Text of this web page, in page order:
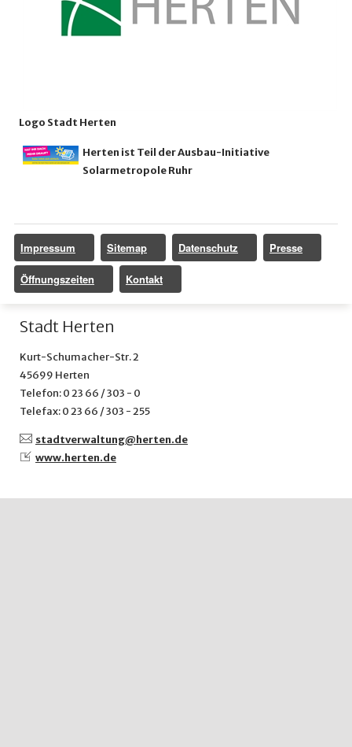
Logo Stadt Herten
Herten ist Teil der Ausbau-Initiative
Solarmetropole Ruhr
Impressum Sitemap Datenschutz Presse
Öffnungszeiten Kontakt
Stadt Herten
Kurt-Schumacher-Str. 2
45699 Herten
Telefon: 0 23 66 / 303 - 0
Telefax: 0 23 66 / 303 - 255
stadtverwaltung@herten.de
www.herten.de